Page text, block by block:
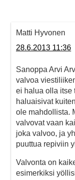
Matti Hyvonen
28.6.2013 11:36
Sanoppa Arvi
valvoa
ei halua olla itse
haluaisivat
ole mahdollista.
valvovat vaan
joka valvoo, ja
puuttua repiviin
Valvonta on
esimerkiksi